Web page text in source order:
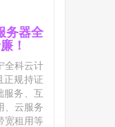
务器全
！
全科云计
正规持证
服务、互
、云服务
宽租用等